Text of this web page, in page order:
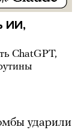
ИИ,
ChatGPT,
ударили